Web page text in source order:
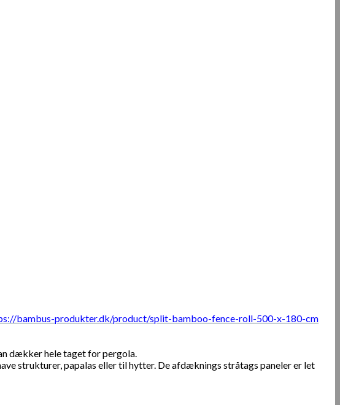
bambus-produkter.dk/product/split-bamboo-fence-roll-500-x-180-cm
dækker hele taget for pergola.
strukturer, papalas eller til hytter. De afdæknings stråtags paneler er let